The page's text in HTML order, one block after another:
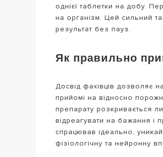
однієї таблетки на добу.
на організм. Цей сильний та
результат без пауз.
Як правильно
Досвід фахівців дозволяє
прийомі на відносно
препарату розкривається
відреагувати на бажання і
спрацював ідеально,
фізіологічну та нейронну